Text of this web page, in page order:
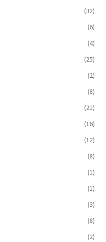
(32)
(6)
(4)
(25)
(2)
(8)
(21)
(16)
(12)
(8)
(1)
(1)
(3)
(8)
(2)